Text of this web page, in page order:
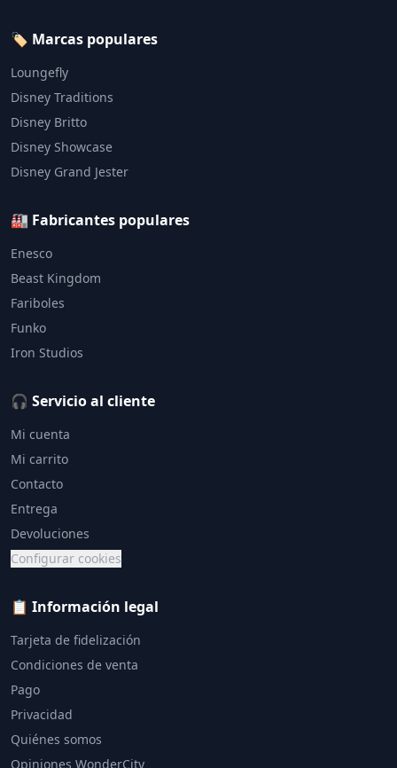
🏷️ Marcas populares
Loungefly
Disney Traditions
Disney Britto
Disney Showcase
Disney Grand Jester
🏭 Fabricantes populares
Enesco
Beast Kingdom
Fariboles
Funko
Iron Studios
🎧 Servicio al cliente
Mi cuenta
Mi carrito
Contacto
Entrega
Devoluciones
Configurar cookies
📋 Información legal
Tarjeta de fidelización
Condiciones de venta
Pago
Privacidad
Quiénes somos
Opiniones WonderCity